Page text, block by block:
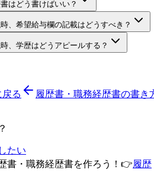
はどう書けばいい？
、希望給与欄の記載はどうすべき？
、学歴はどうアピールする？
戻る
履歴書・職務経歴書の書き
たい
書・職務経歴書を作ろう！ 👉履歴